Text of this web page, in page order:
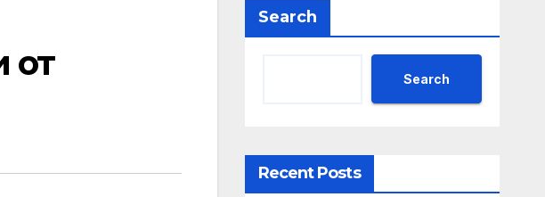
от
Search
Search
Recent Posts